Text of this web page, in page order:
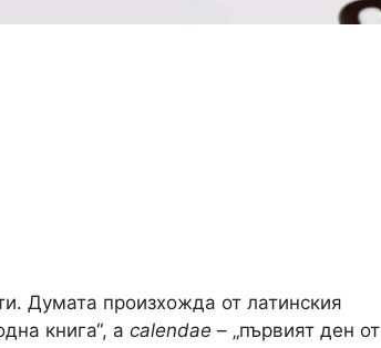
Думата произхожда от латинския
книга“, а calendae – „първият ден от